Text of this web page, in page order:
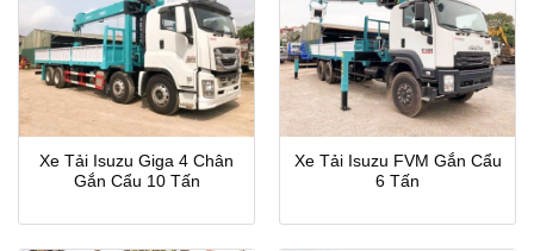
Xe Tải Isuzu Giga 4 Chân
Gắn Cẩu 10 Tấn
Xe Tải Isuzu FVM Gắn Cẩu
6 Tấn